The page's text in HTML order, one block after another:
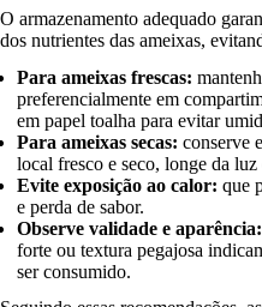
O armazenamento adequado
dos nutrientes das ameixas,
Para ameixas frescas:
preferencialmente em
em papel toalha para evitar
Para ameixas secas: conserve
local fresco e seco, longe da
Evite exposição ao calor: que
e perda de sabor.
Observe validade e aparência:
forte ou textura pegajosa
ser consumido.